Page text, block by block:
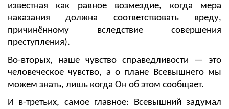
известная как равное возмездие, когда мера
наказания должна соответствовать вреду,
причинённому вследствие совершения
преступления).
Во-вторых, наше чувство справедливости — это
человеческое чувство, а о плане Всевышнего мы
можем знать, лишь когда Он об этом сообщает.
И в-третьих, самое главное: Всевышний задумал